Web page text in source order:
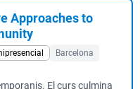
Approaches to
Barcelona
El curs culmina